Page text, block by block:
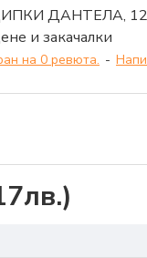
на 0 ревюта. -